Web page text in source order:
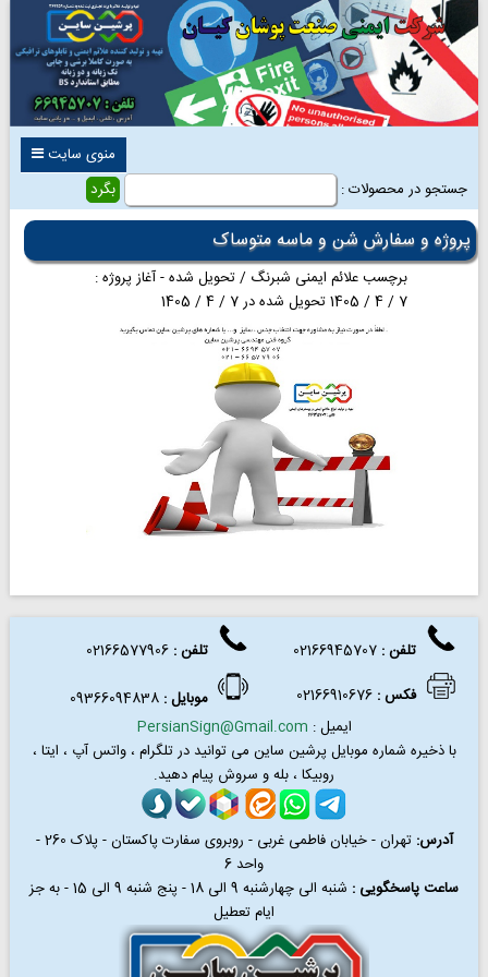
منوی سایت
جستجو در محصولات :
پروژه و سفارش شن و ماسه متوساک
برچسب علائم ایمنی شبرنگ / تحویل شده - آغاز پروژه :
7 / 4 / 1405 تحویل شده در 7 / 4 / 1405
تلفن : تلفن:
02166577906
فکس:
02166910676 موبایل :
ایمیل : PersianSign@Gmail.com
با ذخیره شماره موبایل پرشین ساین می توانید درتلگرام ، واتس آپ ، ایتا ،
روبیکا ، بله و سروش پیام دهید.
آدرس:
تهران - خیابان فاطمی غربی - روبروی سفارت پاکستان - پلاک 260 -
واحد 6
ساعت پاسخگویی :
شنبه الی چهارشنبه 9 الی 18 - پنج شنبه 9 الی 15 - به جز
ایام تعطیل